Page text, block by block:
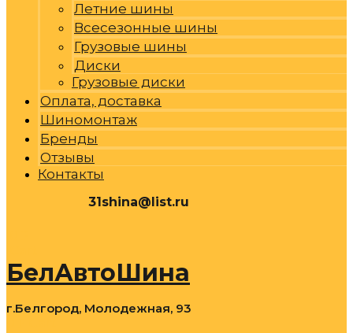
Летние шины
Всесезонные шины
Грузовые шины
Диски
Грузовые диски
Оплата, доставка
Шиномонтаж
Бренды
Отзывы
Контакты
31shina@list.ru
БелАвтоШина
г.Белгород, Молодежная, 93